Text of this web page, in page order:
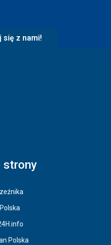
się z nami!
strony
Polska